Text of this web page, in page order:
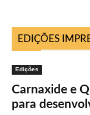
EDIÇÕES
Edições
Carnaxide e
para